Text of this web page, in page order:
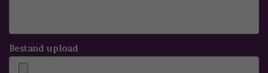
Bestand upload